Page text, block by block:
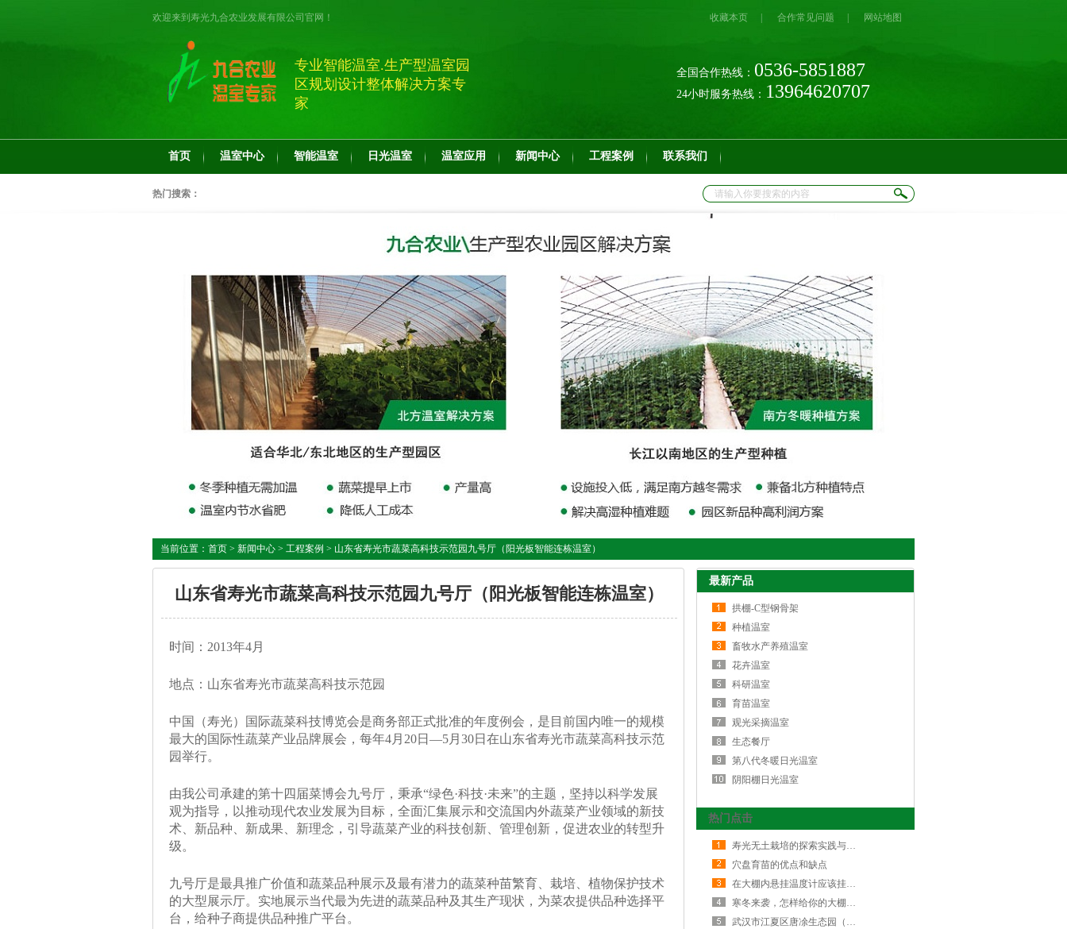
收藏本页 合作常见问题 网站地图
欢迎来到寿光九合农业发展有限公司官网！
专业智能温室.生产型温室园
区规划设计整体解决方案专
家
全国合作热线： 0536-5851887
24小时服务热线： 13964620707
首页 温室中心 智能温室 日光温室 温室应用 新闻中心 工程案例 联系我们
热门搜索：
当前位置： 首页 > 新闻中心 > 工程案例 > 山东省寿光市蔬菜高科技示范园九号厅（阳光板智能连栋温室）
山东省寿光市蔬菜高科技示范园九号厅（阳光板智能连栋温室）
时间：2013年4月
地点：山东省寿光市蔬菜高科技示范园
中国（寿光）国际蔬菜科技博览会是商务部正式批准的年度例会，是目前国内唯一的规模
最大的国际性蔬菜产业品牌展会，每年4月20日―5月30日在山东省寿光市蔬菜高科技示范
园举行。
由我公司承建的第十四届菜博会九号厅，秉承“绿色·科技·未来”的主题，坚持以科学发展
观为指导，以推动现代农业发展为目标，全面汇集展示和交流国内外蔬菜产业领域的新技
术、新品种、新成果、新理念，引导蔬菜产业的科技创新、管理创新，促进农业的转型升
级。
九号厅是最具推广价值和蔬菜品种展示及最有潜力的蔬菜种苗繁育、栽培、植物保护技术
的大型展示厅。实地展示当代最为先进的蔬菜品种及其生产现状，为菜农提供品种选择平
台，给种子商提供品种推广平台。
最新产品
拱棚-C型钢骨架
种植温室
畜牧水产养殖温室
花卉温室
科研温室
育苗温室
观光采摘温室
生态餐厅
第八代冬暖日光温室
阴阳棚日光温室
热门点击
寿光无土栽培的探索实践与创新发展…
穴盘育苗的优点和缺点
在大棚内悬挂温度计应该挂在哪？
寒冬来袭，怎样给你的大棚降湿增温…
武汉市江夏区唐凃生态园（玻璃连栋…